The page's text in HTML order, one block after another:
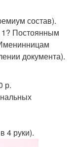
состав).
1? Постоянным
документа).
р.
4 руки).